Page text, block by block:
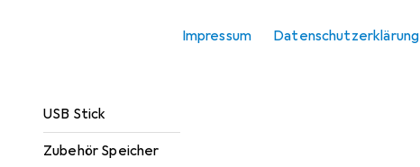
Impressum Datenschutzerklärung
USB Stick
Zubehör Speicher